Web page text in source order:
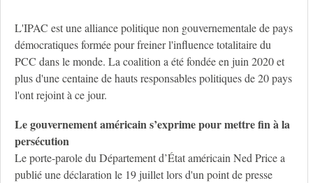
L'IPAC est une alliance politique non gouvernementale de pays
démocratiques formée pour freiner l'influence totalitaire du
PCC dans le monde. La coalition a été fondée en juin 2020 et
plus d'une centaine de hauts responsables politiques de 20 pays
l'ont rejoint à ce jour.
Le gouvernement américain s’exprime pour mettre fin à la
persécution
Le porte-parole du Département d’État américain Ned Price a
publié une déclaration le 19 juillet lors d'un point de presse